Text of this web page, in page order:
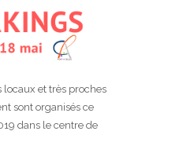
locaux et très proches
sont organisés ce
dans le centre de